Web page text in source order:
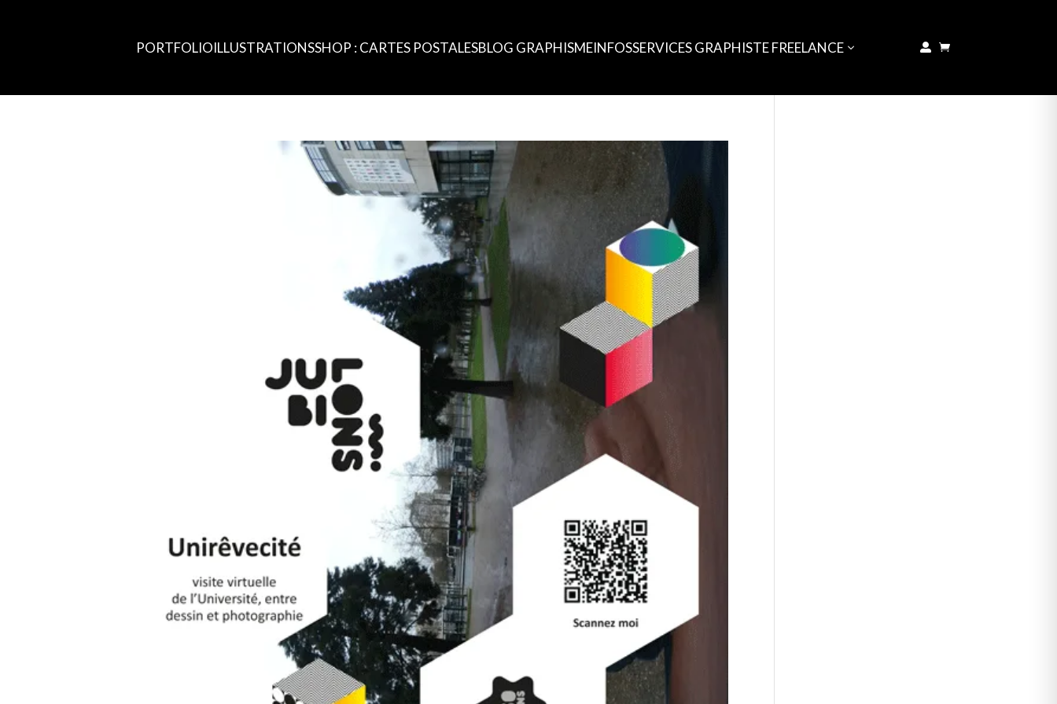
PORTFOLIOILLUSTRATIONSSHOP : CARTES POSTALESBLOG GRAPHISMEINFOSSERVICES GRAPHISTE FREELANCE  